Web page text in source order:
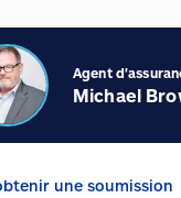
Agent
Michael
une soumission